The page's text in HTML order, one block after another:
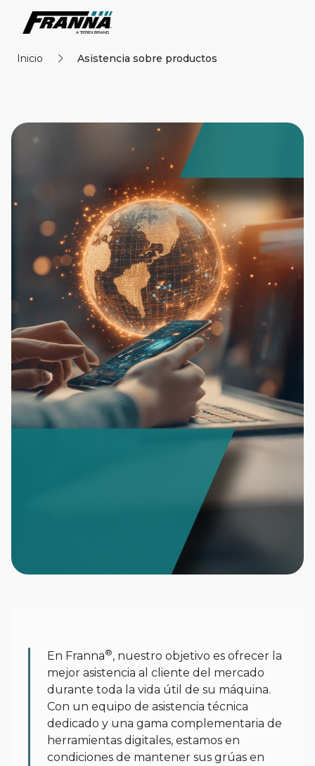
Inicio Asistencia sobre productos
productos
En Franna®, nuestro objetivo es ofrecer la
mejor asistencia al cliente del mercado
durante toda la vida útil de su máquina.
Con un equipo de asistencia técnica
dedicado y una gama complementaria de
herramientas digitales, estamos en
condiciones de mantener sus grúas en